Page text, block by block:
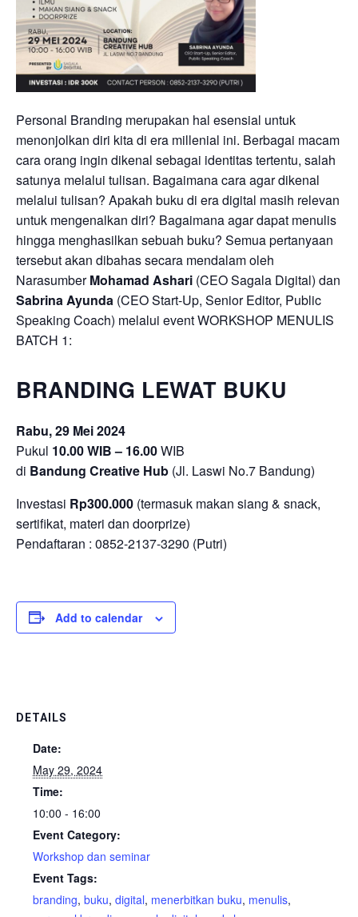
Personal Branding merupakan hal esensial untuk
menonjolkan diri kita di era millenial ini. Berbagai macam
cara orang ingin dikenal sebagai identitas tertentu, salah
satunya melalui tulisan. Bagaimana cara agar dikenal
melalui tulisan? Apakah buku di era digital masih relevan
untuk mengenalkan diri? Bagaimana agar dapat menulis
hingga menghasilkan sebuah buku? Semua pertanyaan
tersebut akan dibahas secara mendalam oleh
NarasumberMohamad Ashari (CEO Sagala Digital) dan
Sabrina Ayunda (CEO Start-Up, Senior Editor, Public
Speaking Coach) melalui event WORKSHOP MENULIS
BATCH 1:
BRANDING LEWAT BUKU
Rabu, 29 Mei 2024
Pukul 10.00 WIB – 16.00WIB
di Bandung Creative Hub (Jl. Laswi No.7 Bandung)
Investasi Rp300.000 (termasuk makan siang & snack,
sertifikat, materi dan doorprize)
Pendaftaran : 0852-2137-3290 (Putri)
Add to calendar
DETAILS
Date:
May 29, 2024
Time:
10:00 - 16:00
Event Category:
Workshop dan seminar
Event Tags:
branding, buku, digital, menerbitkan buku, menulis,